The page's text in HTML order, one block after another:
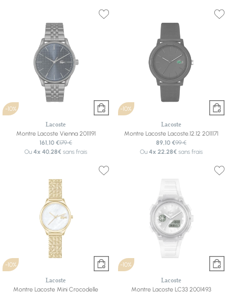
-10%
Lacoste
Montre Lacoste Vienna 2011191
161,10 €179 €
Ou4x 40.28€ sans frais
-10%
Lacoste
Montre Lacoste Lacoste.12.12 2011171
89,10 €99 €
Ou 4x 22.28€sans frais
-10%
Lacoste
Montre Lacoste Mini Crocodelle
-10%
Lacoste
Montre Lacoste LC33 2001493